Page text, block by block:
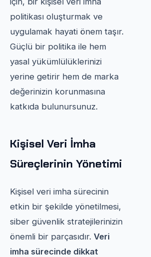
politikası oluşturmak ve
uygulamak hayati önem taşır.
Güçlü bir politika ile hem
yasal yükümlülüklerinizi
yerine getirir hem de marka
değerinizin korunmasına
katkıda bulunursunuz.
Kişisel Veri İmha
Süreçlerinin Yönetimi
Kişisel veri imha sürecinin
etkin bir şekilde yönetilmesi,
siber güvenlik stratejilerinizin
önemli bir parçasıdır. Veri
imha sürecinde dikkat